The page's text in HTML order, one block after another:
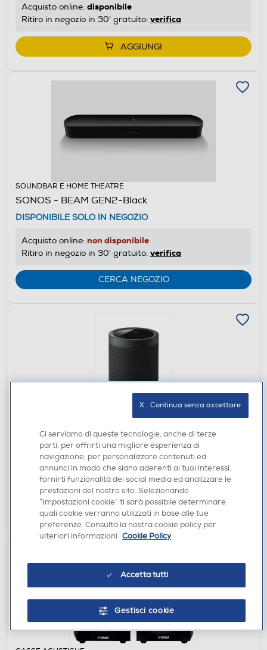
Acquisto online: disponibile
Ritiro in negozio in 30' gratuito: verifica
AGGIUNGI
SOUNDBAR E HOME THEATRE
SONOS - BEAM GEN2-Black
DISPONIBILE SOLO IN NEGOZIO
Acquisto online: non disponibile
Ritiro in negozio in 30' gratuito: verifica
CERCA NEGOZIO
YAMAHA - MUSICCAST 20-black
DISPONIBILE SOLO IN NEGOZIO
Acquisto online:non disponibile
Ritiro in negozio in 30' gratuito:verifica
CERCA NEGOZIO
Ci serviamo di queste tecnologie, anche di terze
parti, per offrirti una migliore esperienza di
navigazione, per personalizzare contenuti ed
annunci in modo che siano aderenti ai tuoi interessi,
fornirti funzionalità dei social media ed analizzare le
prestazioni del nostro sito. Selezionando
“Impostazioni cookie” ti sarà possibile determinare
quali cookie verranno utilizzati in base alle tue
preferenze. Consulta la nostra cookie policy per
ulteriori informazioni. Cookie Policy
Accetta tutti
Gestisci cookie
X   Continua senza accettare